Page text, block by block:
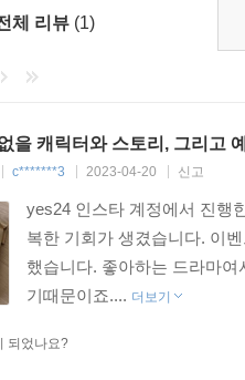
체 리뷰 (1)
을 캐릭터와 스토리, 그리고
c*******3 2023-04-20 신고
yes24 인스타 계정에서 진행
복한 기회가 생겼습니다. 이
했습니다. 좋아하는 드라마
기때문이죠.... 더보기
되었나요?